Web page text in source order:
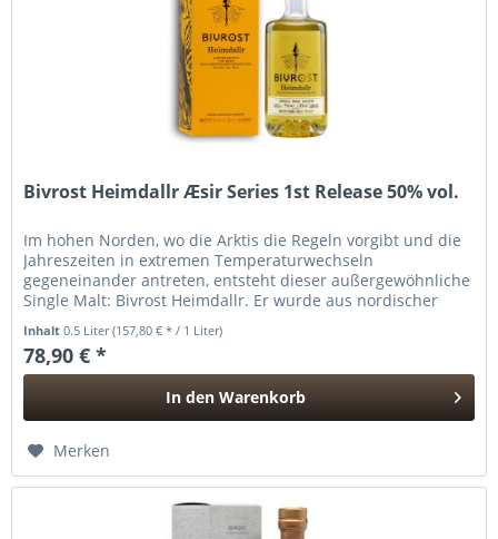
Bivrost Heimdallr Æsir Series 1st Release 50% vol.
Im hohen Norden, wo die Arktis die Regeln vorgibt und die
Jahreszeiten in extremen Temperaturwechseln
gegeneinander antreten, entsteht dieser außergewöhnliche
Single Malt: Bivrost Heimdallr. Er wurde aus nordischer
Inhalt0.5 Liter(157,80 € * / 1 Liter)
78,90 € *
In den Warenkorb
Merken